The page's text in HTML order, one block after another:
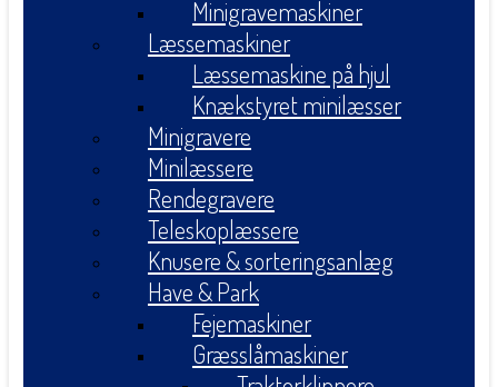
Minigravemaskiner
Læssemaskiner
Læssemaskine på hjul
Knækstyret minilæsser
Minigravere
Minilæssere
Rendegravere
Teleskoplæssere
Knusere & sorteringsanlæg
Have & Park
Fejemaskiner
Græsslåmaskiner